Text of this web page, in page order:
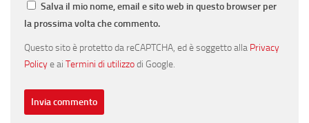
Salva il mio nome, email e sito web in questo browser per
la prossima volta che commento.
Questo sito è protetto da reCAPTCHA, ed è soggetto alla Privacy
Policye ai Termini di utilizzodi Google.